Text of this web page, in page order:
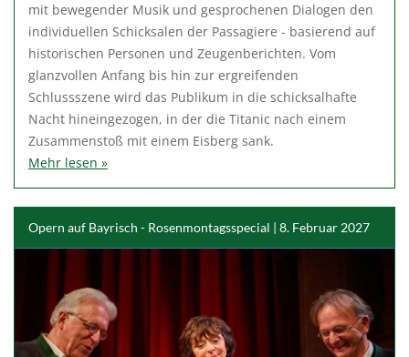
mit bewegender Musik und gesprochenen Dialogen den
individuellen Schicksalen der Passagiere - basierend auf
historischen Personen und Zeugenberichten. Vom
glanzvollen Anfang bis hin zur ergreifenden
Schlussszene wird das Publikum in die schicksalhafte
Nacht hineingezogen, in der die Titanic nach einem
Zusammenstoß mit einem Eisberg sank.
Mehr lesen »
Opern auf Bayrisch - Rosenmontagsspecial | 8. Februar 2027